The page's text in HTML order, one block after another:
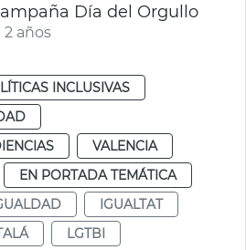
Día del Orgullo
años
INCLUSIVAS
VALENCIA
EN PORTADA TEMÁTICA
IGUALTAT
LGTBI